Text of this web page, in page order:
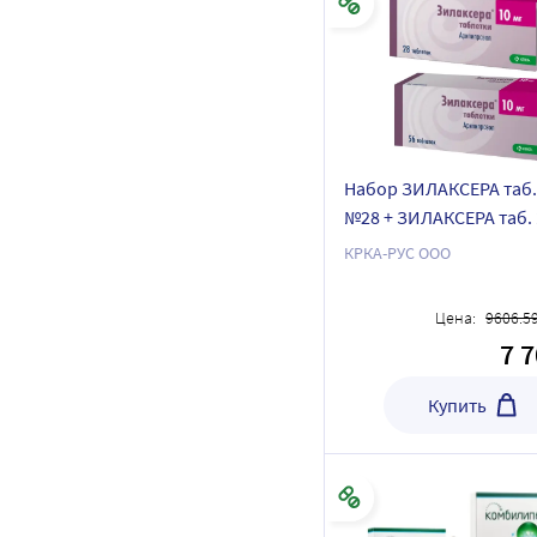
Набор ЗИЛАКСЕРА
№28 + ЗИЛАКСЕРА таб.
№56
КРКА-РУС ООО
Цена:
7
Купить